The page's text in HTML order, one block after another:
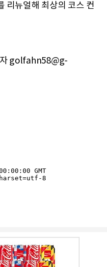
리뉴얼해 최상의 코스 컨
자 golfahn58@g-